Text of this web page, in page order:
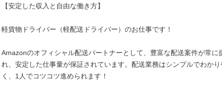
【安定した収入と自由な働き方】
軽貨物ドライバー（軽配送ドライバー）のお仕事です！
Amazonのオフィシャル配送パートナーとして、豊富な配送案件が常に
れ、安定した仕事量が保証されています。配送業務はシンプルでわかり
く、1人でコツコツ進められます！